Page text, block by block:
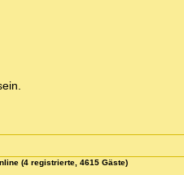
(4 registrierte, 4615 Gäste)